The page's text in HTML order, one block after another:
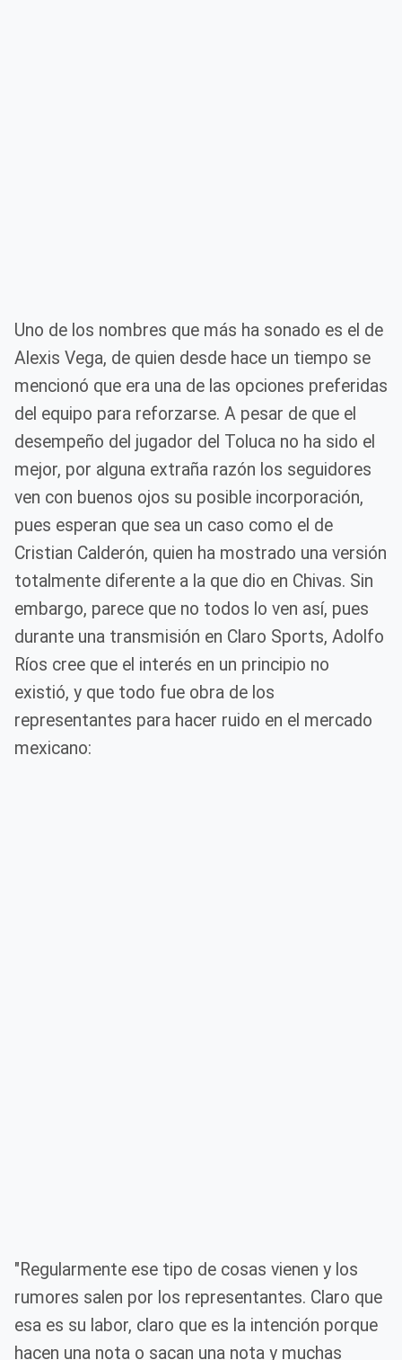
Uno de los nombres que más ha sonado es el de
Alexis Vega, de quien desde hace un tiempo se
mencionó que era una de las opciones preferidas
del equipo para reforzarse. A pesar de que el
desempeño del jugador del Toluca no ha sido el
mejor, por alguna extraña razón los seguidores
ven con buenos ojos su posible incorporación,
pues esperan que sea un caso como el de
Cristian Calderón, quien ha mostrado una versión
totalmente diferente a la que dio en Chivas. Sin
embargo, parece que no todos lo ven así, pues
durante una transmisión en Claro Sports, Adolfo
Ríos cree que el interés en un principio no
existió, y que todo fue obra de los
representantes para hacer ruido en el mercado
mexicano:
"Regularmente ese tipo de cosas vienen y los
rumores salen por los representantes. Claro que
esa es su labor, claro que es la intención porque
hacen una nota o sacan una nota y muchas